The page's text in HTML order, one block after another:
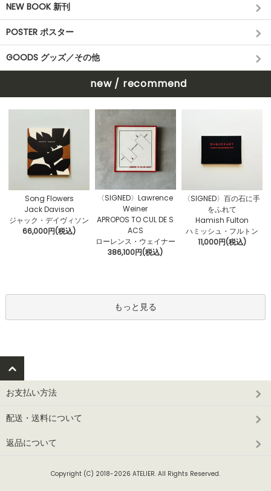
NEW BOOK 新刊
POSTER ポスター
GOODS グッズ／その他
new / recommend
Song Flowers
Jack Davison
ジャック・デイヴィソン
66,000円(税込)
〈SIGNED〉Lawrence
Weiner
APROPOS TO CUL DE S
ACS
ローレンス・ウェイナー
386,100円(税込)
〈SIGNED〉百の石に手
をふれて
Hamish Fulton
ハミッシュ・フルトン
11,000円(税込)
もっと見る
お支払い方法
配送・送料について
返品について
Copyright (C) 2018-2026 ATELIER. All Rights Reserved.